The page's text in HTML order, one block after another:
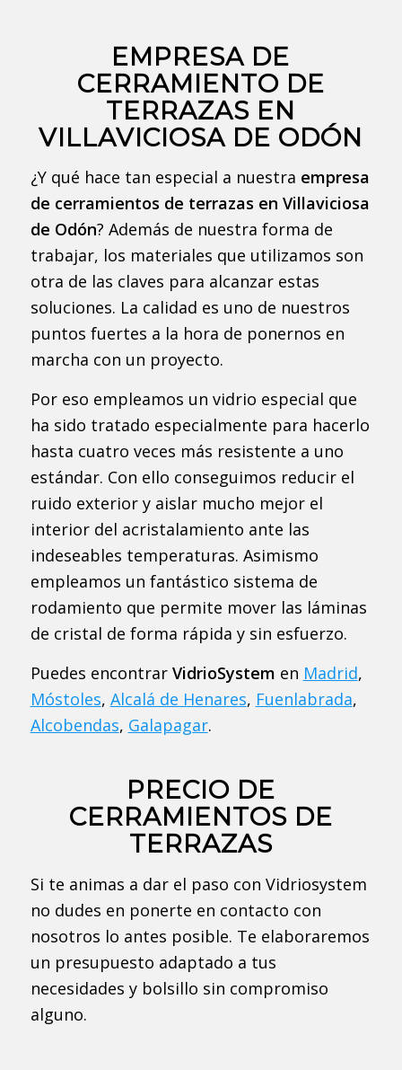
EMPRESA DE
CERRAMIENTO DE
TERRAZAS EN
VILLAVICIOSA DE ODÓN
¿Y qué hace tan especial a nuestra empresa
de cerramientos de terrazas en Villaviciosa
de Odón? Además de nuestra forma de
trabajar, los materiales que utilizamos son
otra de las claves para alcanzar estas
soluciones. La calidad es uno de nuestros
puntos fuertes a la hora de ponernos en
marcha con un proyecto.
Por eso empleamos un vidrio especial que
ha sido tratado especialmente para hacerlo
hasta cuatro veces más resistente a uno
estándar. Con ello conseguimos reducir el
ruido exterior y aislar mucho mejor el
interior del acristalamiento ante las
indeseables temperaturas. Asimismo
empleamos un fantástico sistema de
rodamiento que permite mover las láminas
de cristal de forma rápida y sin esfuerzo.
Puedes encontrar VidrioSystem en Madrid,
Móstoles, Alcalá de Henares, Fuenlabrada,
Alcobendas, Galapagar.
PRECIO DE
CERRAMIENTOS DE
TERRAZAS
Si te animas a dar el paso con Vidriosystem
no dudes en ponerte en contacto con
nosotros lo antes posible. Te elaboraremos
un presupuesto adaptado a tus
necesidades y bolsillo sin compromiso
alguno.